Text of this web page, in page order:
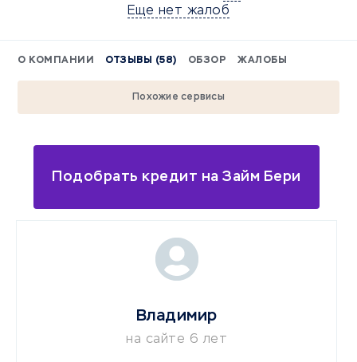
Еще нет жалоб
О КОМПАНИИ ОТЗЫВЫ (58) ОБЗОР ЖАЛОБЫ
Похожие сервисы
Подобрать кредит на Займ Бери
Владимир
на сайте 6 лет